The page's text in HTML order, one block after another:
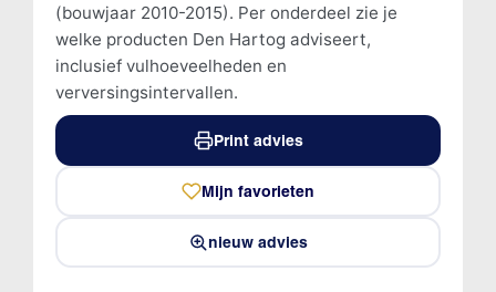
(bouwjaar 2010-2015). Per onderdeel zie je
welke producten Den Hartog adviseert,
inclusief vulhoeveelheden en
verversingsintervallen.
Print advies
Mijn favorieten
nieuw advies